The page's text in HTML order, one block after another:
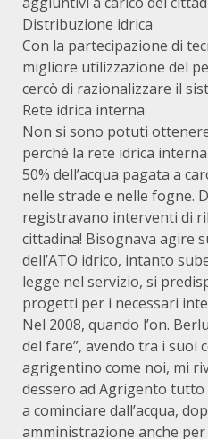
Distribuzione idrica
Con la partecipazione di
migliore utilizzazione del
cercò di razionalizzare il
Rete idrica interna
Non si sono potuti
perché la rete idrica
50% dell’acqua pagata a
nelle strade e nelle fogne.
registravano interventi di
cittadina! Bisognava agire
dell’ATO idrico, intanto
legge nel servizio, si
progetti per i necessari
Nel 2008, quando l’on.
del fare”, avendo tra i suoi
agrigentino come noi, mi
dessero ad Agrigento tutto
a cominciare dall’acqua,
amministrazione anche